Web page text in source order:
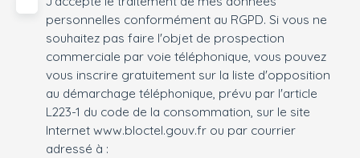
personnelles conformément au RGPD. Si vous ne
souhaitez pas faire l'objet de prospection
commerciale par voie téléphonique, vous pouvez
vous inscrire gratuitement sur la liste d'opposition
au démarchage téléphonique, prévu par l'article
L223-1 du code de la consommation, sur le site
Internet www.bloctel.gouv.fr ou par courrier
adressé à :